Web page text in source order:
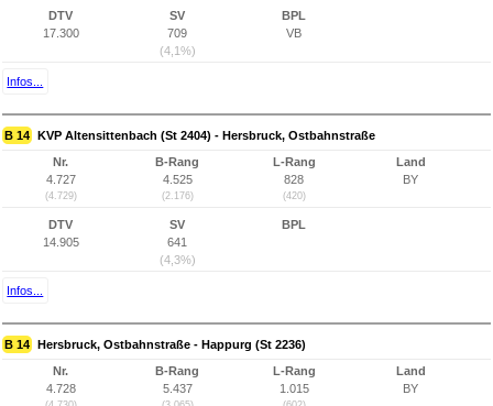
DTV
17.300
SV
709
(4,1%)
BPL
VB
Infos...
B 14 KVP Altensittenbach (St 2404) - Hersbruck, Ostbahnstraße
Nr.
4.727
(4.729)
B-Rang
4.525
(2.176)
L-Rang
828
(420)
Land
BY
DTV
14.905
SV
641
(4,3%)
BPL
Infos...
B 14 Hersbruck, Ostbahnstraße - Happurg (St 2236)
Nr.
4.728
B-Rang
5.437
L-Rang
1.015
Land
BY